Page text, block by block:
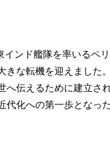
ンド艦隊を率いるペ
きな転機を迎えました
へ伝えるために建立さ
代化への第一歩となっ